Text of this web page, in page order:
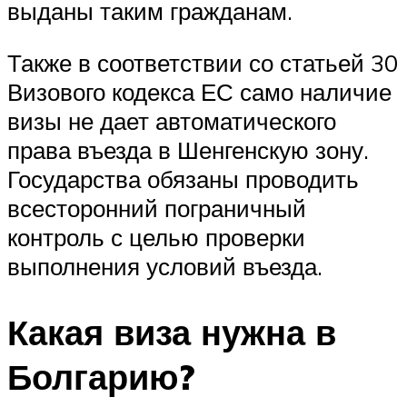
выданы таким гражданам.
Также в соответствии со статьей 30
Визового кодекса ЕС само наличие
визы не дает автоматического
права въезда в Шенгенскую зону.
Государства обязаны проводить
всесторонний пограничный
контроль с целью проверки
выполнения условий въезда.
Какая виза нужна в
Болгарию?